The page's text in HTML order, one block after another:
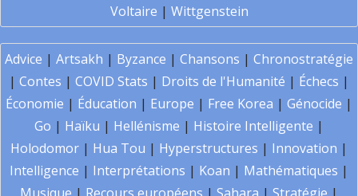
Voltaire | Wittgenstein
Advice | Artsakh | Byzance | Chansons | Chronostratégie
| Contes | COVID Stats | Droits de l'Humanité | Échecs |
Économie | Éducation | Europe | Free Korea | Génocide |
Go | Haïku | Hellénisme | Histoire Intelligente |
Holodomor | Hua Tou | Hyperstructures | Innovation |
Intelligence | Interprétations | Koan | Mathématiques |